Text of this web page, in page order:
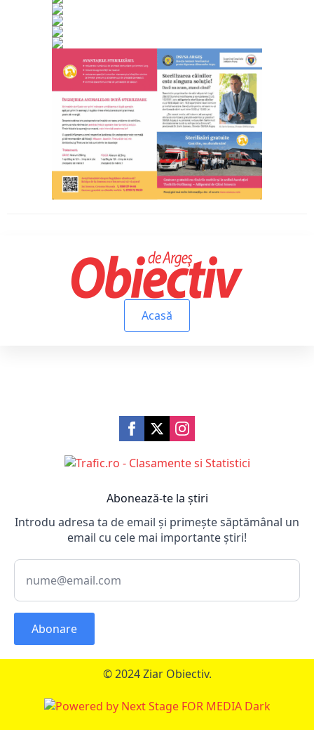
Acasă
Abonează-te la știri
Introdu adresa ta de email și primește săptămânal un
email cu cele mai importante știri!
Abonare
© 2024 Ziar Obiectiv.